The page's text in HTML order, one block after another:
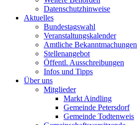
Datenschutzhinweise
Aktuelles
Bundestagswahl
Veranstaltungskalender
Amtliche Bekanntmachungen
Stellenangebot
Öffentl. Ausschreibungen
Infos und Tipps
Über uns
Mitglieder
Markt Aindling
Gemeinde Petersdorf
Gemeinde Todtenweis